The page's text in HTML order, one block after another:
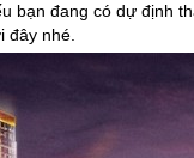
bạn đang có dự định
đây nhé.